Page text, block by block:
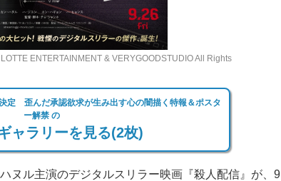
ENTERTAINMENT & VERYGOODSTUDIO All Rights
定 歪んだ承認欲求が生み出す心の闇描く特報＆ポスタ
ー解禁 の
ャラリーを見る(2枚)
ヌル主演のデジタルスリラー映画『殺人配信』が、9